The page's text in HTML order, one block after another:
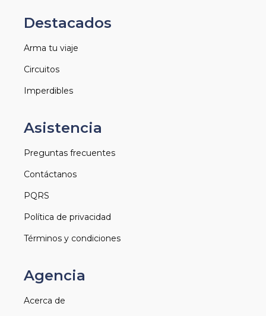
Destacados
Arma tu viaje
Circuitos
Imperdibles
Asistencia
Preguntas frecuentes
Contáctanos
PQRS
Política de privacidad
Términos y condiciones
Agencia
Acerca de